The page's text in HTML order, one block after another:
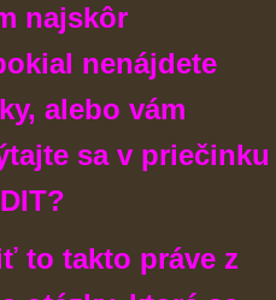
najskôr
nenájdete
alebo vám
sa v priečinku
to takto práve z